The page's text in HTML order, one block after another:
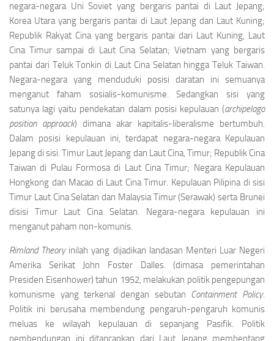
negara-negara Uni Soviet yang bergaris pantai di Laut Jepang;
Korea Utara yang bergaris pantai di Laut Jepang dan Laut Kuning;
Republik Rakyat Cina yang bergaris pantai dari Laut Kuning, Laut
Cina Timur sampai di Laut Cina Sela­tan; Vietnam yang bergaris
pantai dari Teluk Tonkin di Laut Cina Selatan hingga Teluk Taiwan.
Negara-negara yang menduduki posisi daratan ini semuanya
menganut faham sosialis-komunisme. Se­dangkan sisi yang
satunya lagi yaitu pendekatan dalam posisi kepulauan (archipelago
position ap­proack) dimana akar kapitalis-liberalisme bertumbuh.
Dalam posisi kepulauan ini, terdapat negara­-negara Kepulauan
Jepang di sisi. Timur Laut Je­pang dan Laut Cina, Timur; Republik Cina
Taiwan di Pulau Formosa di Laut Cina Timur; Negara Kepulau­an
Hongkong dan Macao di Laut Cina Timur. Kepula­uan Pilipina di sisi
Timur Laut Cina Selatan dan Malaysia Timur (Serawak) serta Brunei
disisi Timur Laut Cina Selatan. Negara-negara kepulauan i­ni
menganut paham non-komunis.
Rimland Theoryinilah yang dijadikan landasan Menteri Luar Negeri
Amerika Serikat John Foster Dalles. (dimasa pemerintahan
Presiden Eisenhower) tahun 1952, melakukan politik pengepungan
komunisme yang terkenal dengan sebutan Containment Policy.
Politik ini berusaha membendung pe­ngaruh-pengaruh komunis
meluas ke wilayah kepulauan di sepanjang Pasifik. Politik
pembendungan ini ditancapkan dari Laut Jepang membentang